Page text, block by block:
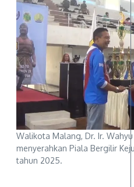
Walikota Malang, Dr. Ir.
menyerahkan Piala Bergilir
tahun 2025.